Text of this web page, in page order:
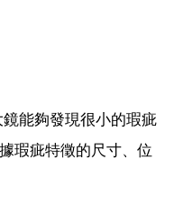
能夠發現很小的瑕疵
瑕疵特徵的尺寸、位